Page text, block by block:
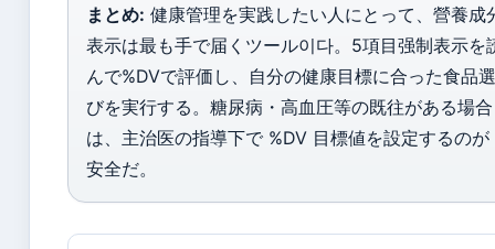
まとめ: 健康管理を実践したい人にとって、營養成
表示は最も手で届くツール이다。5項目强制表示を
んで%DVで評価し、自分の健康目標に合った食品選
びを実行する。糖尿病・高血圧等の既往がある場合
は、主治医の指導下で %DV 目標値を設定するのが
安全だ。